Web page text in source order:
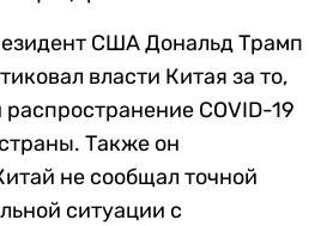
США Дональд Трамп
власти Китая за то,
COVID-19
Также он
не сообщал точной
ситуации с